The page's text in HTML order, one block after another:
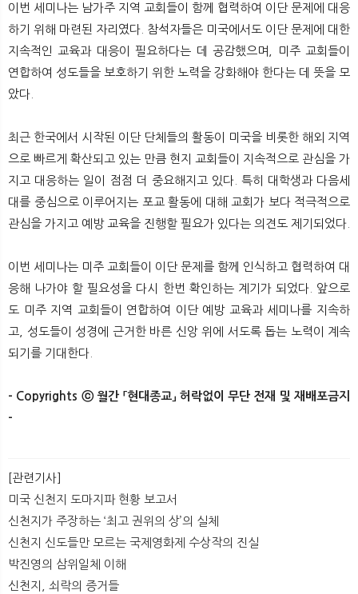
이번 세미나는 남가주 지역 교회들이 함께 협력하여 이단 문제에 대응
하기 위해 마련된 자리였다. 참석자들은 미국에서도 이단 문제에 대한
지속적인 교육과 대응이 필요하다는 데 공감했으며, 미주 교회들이
연합하여 성도들을 보호하기 위한 노력을 강화해야 한다는 데 뜻을 모
았다.
최근 한국에서 시작된 이단 단체들의 활동이 미국을 비롯한 해외 지역
으로 빠르게 확산되고 있는 만큼 현지 교회들이 지속적으로 관심을 가
지고 대응하는 일이 점점 더 중요해지고 있다. 특히 대학생과 다음세
대를 중심으로 이루어지는 포교 활동에 대해 교회가 보다 적극적으로
관심을 가지고 예방 교육을 진행할 필요가 있다는 의견도 제기되었다.
이번 세미나는 미주 교회들이 이단 문제를 함께 인식하고 협력하여 대
응해 나가야 할 필요성을 다시 한번 확인하는 계기가 되었다. 앞으로
도 미주 지역 교회들이 연합하여 이단 예방 교육과 세미나를 지속하
고, 성도들이 성경에 근거한 바른 신앙 위에 서도록 돕는 노력이 계속
되기를 기대한다.
- Copyrights ⓒ 월간 「현대종교」 허락없이 무단 전재 및 재배포금지
-​​
[관련기사]
미국 신천지 도마지파 현황 보고서
신천지가 주장하는 ‘최고 권위의 상’의 실체
신천지 신도들만 모르는 국제영화제 수상작의 진실
박진영의 삼위일체 이해
신천지, 쇠락의 증거들